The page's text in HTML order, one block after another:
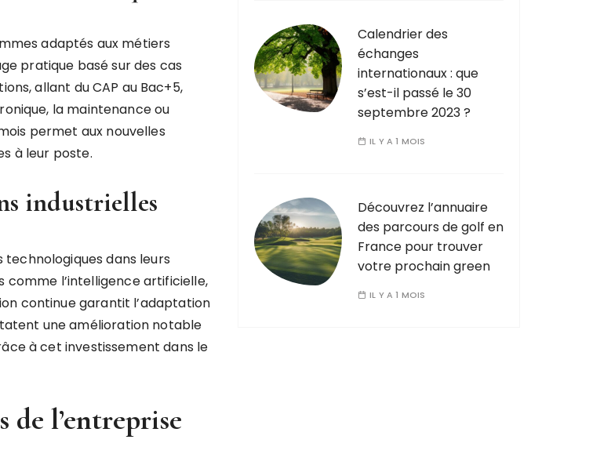
adaptés aux métiers
pratique basé sur des cas
allant du CAP au Bac+5,
la maintenance ou
permet aux nouvelles
à leur poste.
industrielles
dans leurs
comme l’intelligence artificielle,
continue garantit l’adaptation
une amélioration notable
à cet investissement dans le
de l’entreprise
Calendrier des
échanges
internationaux : que
s’est-il passé le 30
septembre 2023 ?
IL Y A 1 MOIS
Découvrez l’annuaire
des parcours de golf en
France pour trouver
votre prochain green
IL Y A 1 MOIS